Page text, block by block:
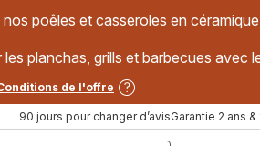
poêles et casseroles en
planchas, grills et barbecues avec
de l'offre
90 jours pour changer d’avisGarantie 2 ans